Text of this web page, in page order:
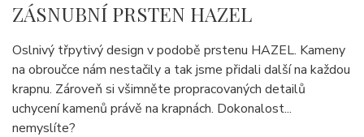
ZÁSNUBNÍ PRSTEN HAZEL
Oslnivý třpytivý design v podobě prstenu HAZEL. Kameny
na obroučce nám nestačily a tak jsme přidali další na každou
krapnu. Zároveň si všimněte propracovaných detailů
uchycení kamenů právě na krapnách. Dokonalost...
nemyslíte?